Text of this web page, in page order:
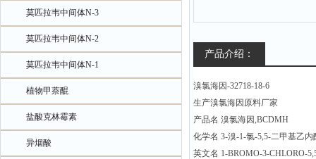
莫匹拉韦中间体N-3
莫匹拉韦中间体N-2
莫匹拉韦中间体N-1
植物甲萘醌
盐酸克林霉素
异烟酸
产品介绍：
溴氯海因-32718-18-6
生产溴氯海因原料厂家
产品名 溴氯海因,BCDMH
化学名 3-溴-1-氯-5,5-二甲基乙内
英文名 1-BROMO-3-CHLORO-